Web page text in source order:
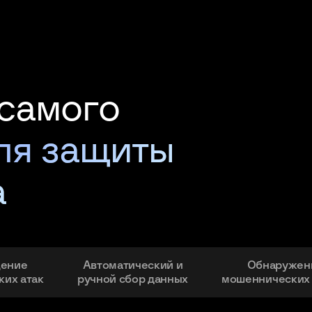
защиты
атак
Автоматический и
ручной сбор данных
мошеннических